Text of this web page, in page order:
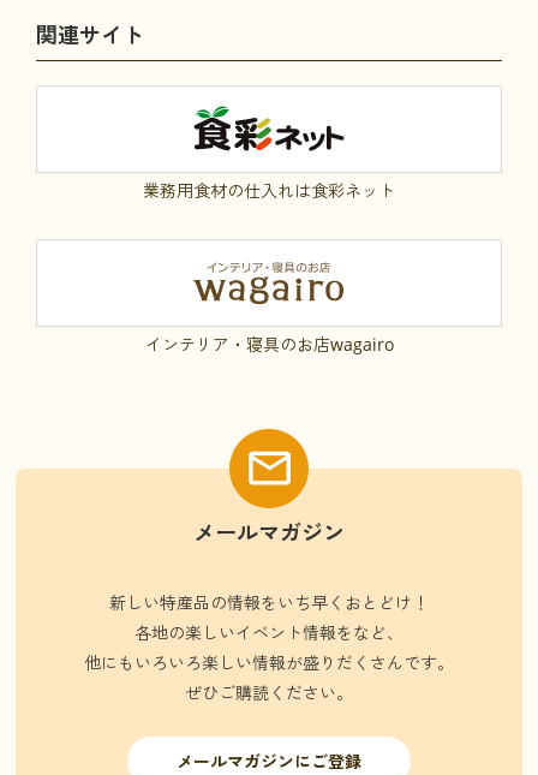
関連サイト
業務用食材の仕入れは食彩ネット
インテリア・寝具のお店wagairo
メールマガジン
新しい特産品の情報をいち早くおとどけ！
各地の楽しいイベント情報をなど、
他にもいろいろ楽しい情報が盛りだくさんです。
ぜひご購読ください。
メールマガジンにご登録